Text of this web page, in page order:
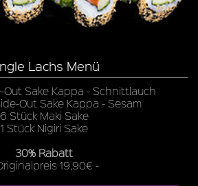
Lachs Menü
Out Sake Kappa - Schnittlauch
Out Sake Kappa - Sesam
6 Stück Maki Sake
1 Stück Nigiri Sake
30% Rabatt
19,90€ -